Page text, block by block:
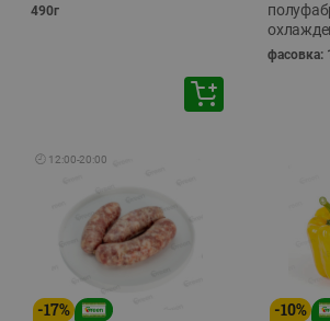
490г
фасовка:
🕘 12:00-20:00
-17% -10%